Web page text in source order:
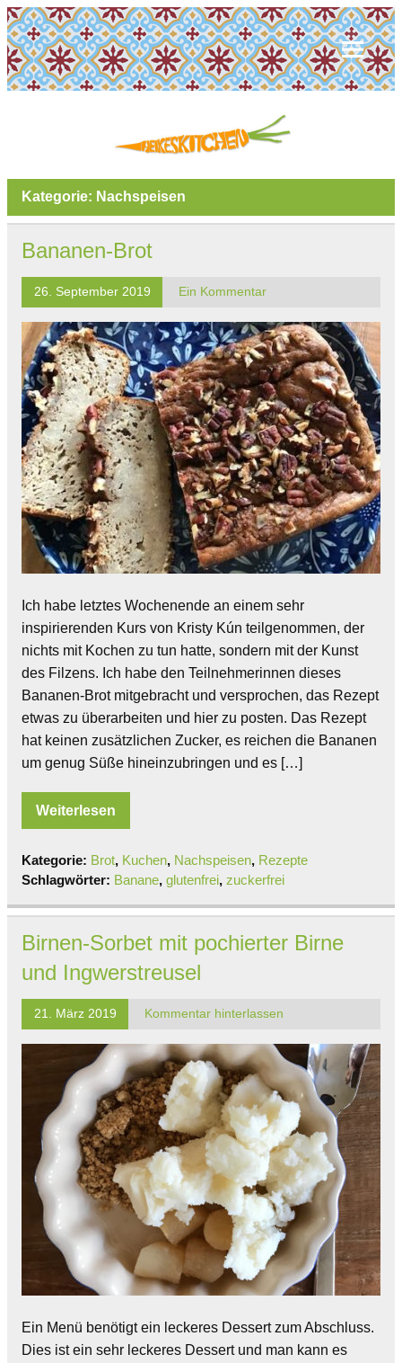
Kategorie: Nachspeisen
Bananen-Brot
26. September 2019 Ein Kommentar
Ich habe letztes Wochenende an einem sehr
inspirierenden Kurs von Kristy Kún teilgenommen, der
nichts mit Kochen zu tun hatte, sondern mit der Kunst
des Filzens. Ich habe den Teilnehmerinnen dieses
Bananen-Brot mitgebracht und versprochen, das Rezept
etwas zu überarbeiten und hier zu posten. Das Rezept
hat keinen zusätzlichen Zucker, es reichen die Bananen
um genug Süße hineinzubringen und es […]
Weiterlesen
Kategorie: Brot, Kuchen, Nachspeisen, Rezepte
Schlagwörter: Banane, glutenfrei, zuckerfrei
Birnen-Sorbet mit pochierter Birne
und Ingwerstreusel
21. März 2019 Kommentar hinterlassen
Ein Menü benötigt ein leckeres Dessert zum Abschluss.
Dies ist ein sehr leckeres Dessert und man kann es